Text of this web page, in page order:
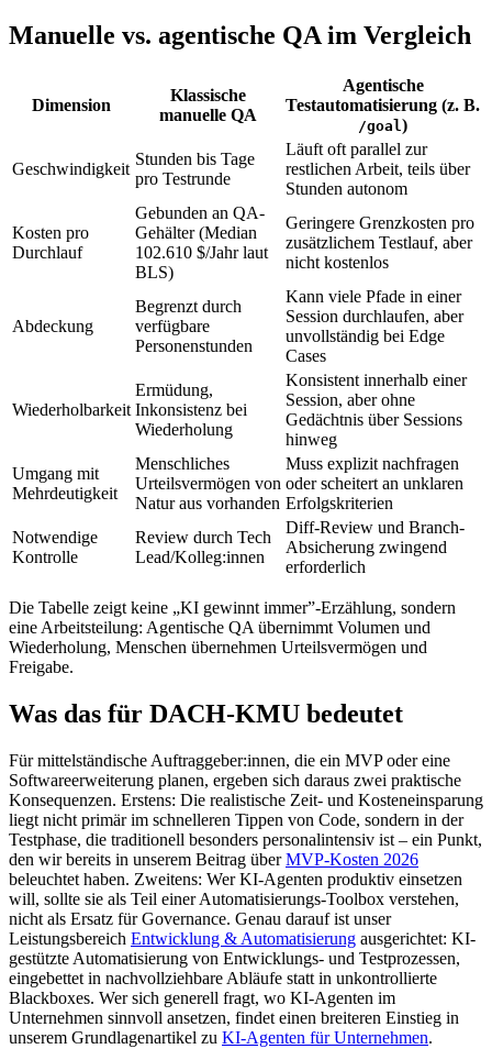
Manuelle vs. agentische QA im Vergleich
Dimension
Klassische
manuelle QA
Agentische
Testautomatisierung (z. B.
/goal)
Geschwindigkeit
Stunden bis Tage
pro Testrunde
Läuft oft parallel zur
restlichen Arbeit, teils über
Stunden autonom
Kosten pro
Durchlauf
Gebunden an QA-
Gehälter (Median
102.610 $/Jahr laut
BLS)
Geringere Grenzkosten pro
zusätzlichem Testlauf, aber
nicht kostenlos
Abdeckung
Begrenzt durch
verfügbare
Personenstunden
Kann viele Pfade in einer
Session durchlaufen, aber
unvollständig bei Edge
Cases
Wiederholbarkeit
Ermüdung,
Inkonsistenz bei
Wiederholung
Konsistent innerhalb einer
Session, aber ohne
Gedächtnis über Sessions
hinweg
Umgang mit
Mehrdeutigkeit
Menschliches
Urteilsvermögen von
Natur aus vorhanden
Muss explizit nachfragen
oder scheitert an unklaren
Erfolgskriterien
Notwendige
Kontrolle
Review durch Tech
Lead/Kolleg:innen
Diff-Review und Branch-
Absicherung zwingend
erforderlich
Die Tabelle zeigt keine „KI gewinnt immer”-Erzählung, sondern
eine Arbeitsteilung: Agentische QA übernimmt Volumen und
Wiederholung, Menschen übernehmen Urteilsvermögen und
Freigabe.
Was das für DACH-KMU bedeutet
Für mittelständische Auftraggeber:innen, die ein MVP oder eine
Softwareerweiterung planen, ergeben sich daraus zwei praktische
Konsequenzen. Erstens: Die realistische Zeit- und Kosteneinsparung
liegt nicht primär im schnelleren Tippen von Code, sondern in der
Testphase, die traditionell besonders personalintensiv ist – ein Punkt,
den wir bereits in unserem Beitrag überMVP-Kosten 2026
beleuchtet haben. Zweitens: Wer KI-Agenten produktiv einsetzen
will, sollte sie als Teil einer Automatisierungs-Toolbox verstehen,
nicht als Ersatz für Governance. Genau darauf ist unser
Leistungsbereich Entwicklung & Automatisierung ausgerichtet: KI-
gestützte Automatisierung von Entwicklungs- und Testprozessen,
eingebettet in nachvollziehbare Abläufe statt in unkontrollierte
Blackboxes. Wer sich generell fragt, wo KI-Agenten im
Unternehmen sinnvoll ansetzen, findet einen breiteren Einstieg in
unserem Grundlagenartikel zu KI-Agenten für Unternehmen.